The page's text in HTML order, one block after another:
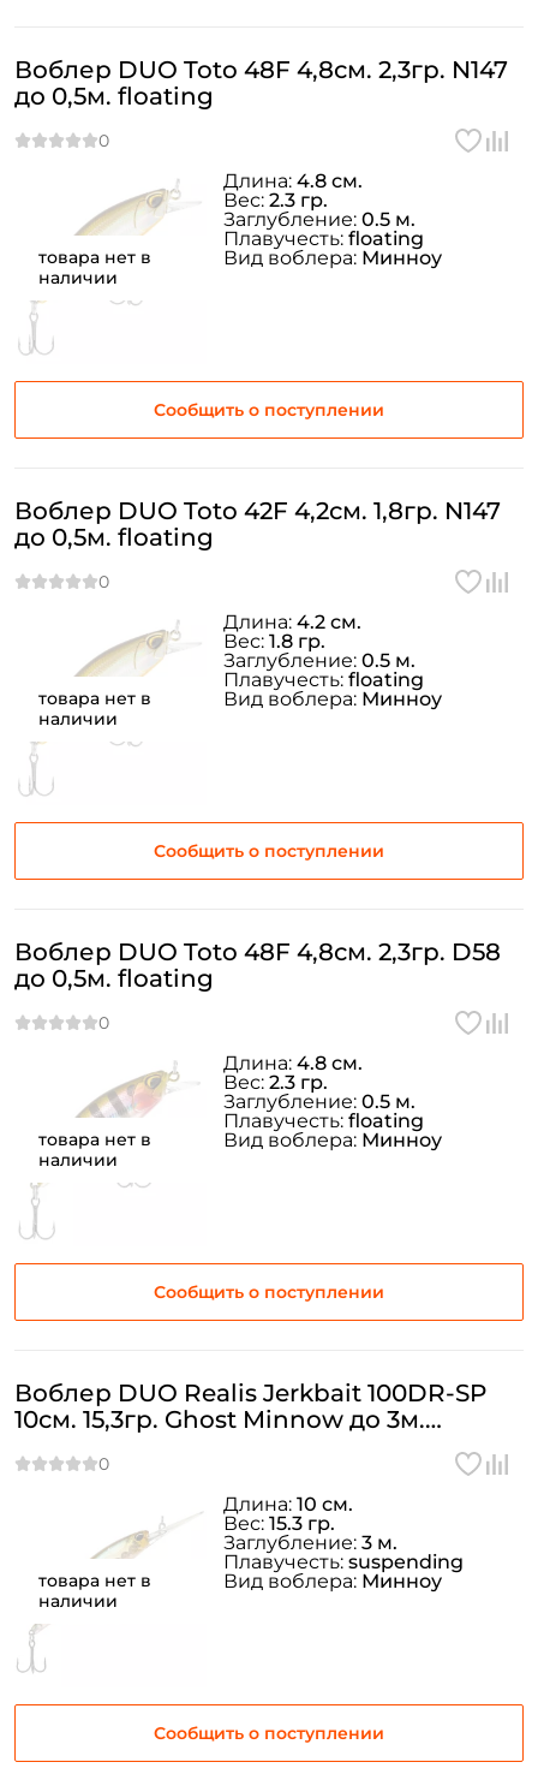
товара нет в
наличии
Воблер DUO Toto 48F 4,8см. 2,3гр. N147
до 0,5м. floating
Сообщить о поступлении
Длина: 4.8 см.
Вес: 2.3 гр.
Заглубление: 0.5 м.
Плавучесть: floating
Вид воблера: Минноу
товара нет в
наличии
Воблер DUO Toto 42F 4,2см. 1,8гр. N147
до 0,5м. floating
Сообщить о поступлении
Длина: 4.2 см.
Вес: 1.8 гр.
Заглубление: 0.5 м.
Плавучесть: floating
Вид воблера: Минноу
товара нет в
наличии
Воблер DUO Toto 48F 4,8см. 2,3гр. D58
до 0,5м. floating
Сообщить о поступлении
Длина: 4.8 см.
Вес: 2.3 гр.
Заглубление: 0.5 м.
Плавучесть: floating
Вид воблера: Минноу
товара нет в
наличии
Воблер DUO Realis Jerkbait 100DR-SP
10см. 15,3гр. Ghost Minnow до 3м.
Сообщить о поступлении
Длина: 10 см.
Вес: 15.3 гр.
Заглубление: 3 м.
Плавучесть: suspending
Вид воблера: Минноу